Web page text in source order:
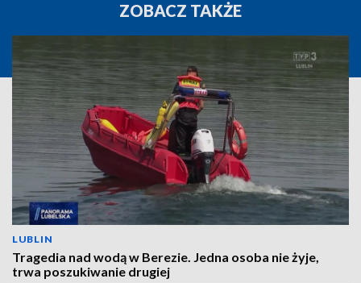
ZOBACZ TAKŻE
LUBLIN
Tragedia nad wodą w Berezie. Jedna osoba nie żyje,
trwa poszukiwanie drugiej